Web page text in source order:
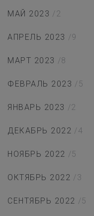
МАЙ 2023 /2
АПРЕЛЬ 2023 /9
МАРТ 2023 /8
ФЕВРАЛЬ 2023 /5
ЯНВАРЬ 2023 /2
ДЕКАБРЬ 2022 /4
НОЯБРЬ 2022 /5
ОКТЯБРЬ 2022 /3
СЕНТЯБРЬ 2022 /5